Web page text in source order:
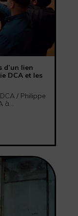
d’un lien
DCA et les
/ Philippe